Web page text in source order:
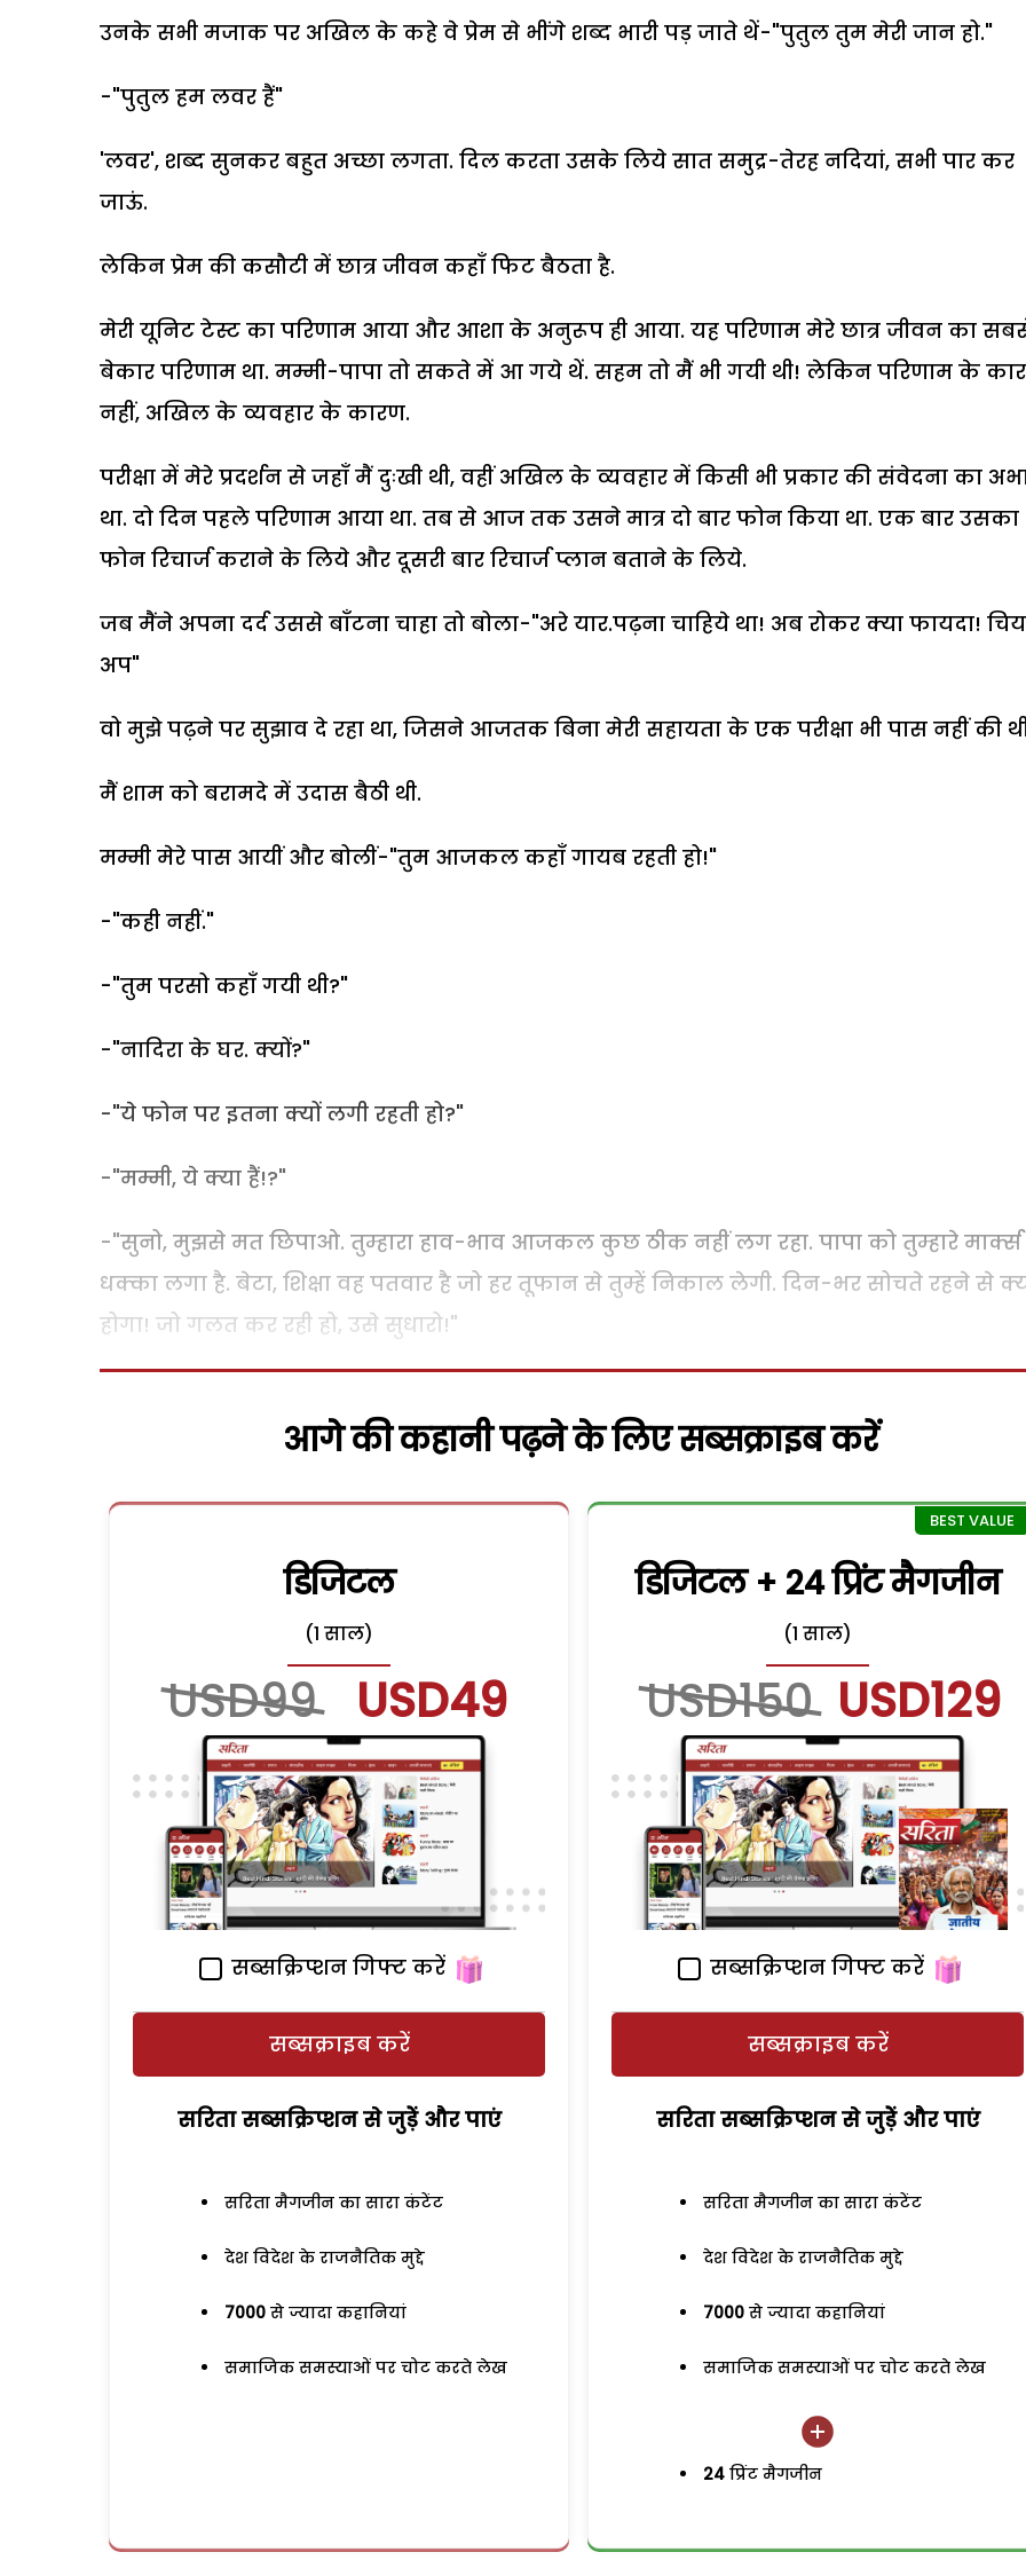
उनके सभी मजाक पर अखिल के कहे वे प्रेम से भींगे शब्द भारी पड़ जाते थें-"पुतुल तुम मेरी जान हो."
-"पुतुल हम लवर हैं"
'लवर', शब्द सुनकर बहुत अच्छा लगता. दिल करता उसके लिये सात समुद्र-तेरह नदियां, सभी पार कर
जाऊं.
लेकिन प्रेम की कसौटी में छात्र जीवन कहाँ फिट बैठता है.
मेरी यूनिट टेस्ट का परिणाम आया और आशा के अनुरूप ही आया. यह परिणाम मेरे छात्र जीवन का
बेकार परिणाम था. मम्मी-पापा तो सकते में आ गये थें. सहम तो मैं भी गयी थी! लेकिन परिणाम के
नहीं, अखिल के व्यवहार के कारण.
परीक्षा में मेरे प्रदर्शन से जहाँ मैं दुःखी थी, वहीं अखिल के व्यवहार में किसी भी प्रकार की संवेदना का
था. दो दिन पहले परिणाम आया था. तब से आज तक उसने मात्र दो बार फोन किया था. एक बार उसका
फोन रिचार्ज कराने के लिये और दूसरी बार रिचार्ज प्लान बताने के लिये.
जब मैंने अपना दर्द उससे बाँटना चाहा तो बोला-"अरे यार.पढ़ना चाहिये था! अब रोकर क्या फायदा!
अप"
वो मुझे पढ़ने पर सुझाव दे रहा था, जिसने आजतक बिना मेरी सहायता के एक परीक्षा भी पास नहीं की
मैं शाम को बरामदे में उदास बैठी थी.
मम्मी मेरे पास आयीं और बोलीं-"तुम आजकल कहाँ गायब रहती हो!"
-"कही नहीं."
-"तुम परसो कहाँ गयी थी?"
-"नादिरा के घर. क्यों?"
-"ये फोन पर इतना क्यों लगी रहती हो?"
-"मम्मी, ये क्या हैं!?"
-"सुनो, मुझसे मत छिपाओ. तुम्हारा हाव-भाव आजकल कुछ ठीक नहीं लग रहा. पापा को तुम्हारे
धक्का लगा है. बेटा, शिक्षा वह पतवार है जो हर तूफान से तुम्हें निकाल लेगी. दिन-भर सोचते रहने से
होगा! जो गलत कर रही हो, उसे सुधारो!"
आगे की कहानी पढ़ने के लिए सब्सक्राइब करें
डिजिटल
(1 साल)
USD99 USD49
सब्सक्रिप्शन गिफ्ट करें
सब्सक्राइब करें
सरिता सब्सक्रिप्शन से जुड़ेें और पाएं
सरिता मैगजीन का सारा कंटेंट
देश विदेश के राजनैतिक मुद्दे
7000 से ज्यादा कहानियां
समाजिक समस्याओं पर चोट करते लेख
डिजिटल + 24 प्रिंट मैगजीन
(1 साल)
USD150 USD129
सब्सक्रिप्शन गिफ्ट करें
सब्सक्राइब करें
सरिता सब्सक्रिप्शन से जुड़ेें और पाएं
सरिता मैगजीन का सारा कंटेंट
देश विदेश के राजनैतिक मुद्दे
7000 से ज्यादा कहानियां
समाजिक समस्याओं पर चोट करते लेख
24 प्रिंट मैगजीन